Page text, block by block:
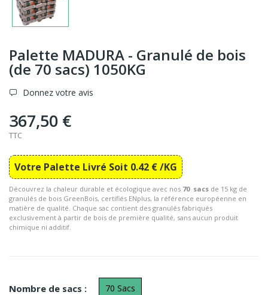
Palette MADURA - Granulé de bois
(de 70 sacs) 1050KG
Donnez votre avis
367,50 €
TTC
Votre Palette Livré Soit 0.42 € /KG
Découvrez la chaleur durable et écologique avec nos 70 sacs de 15 kg de
granulés de bois GreenBois, certifiés ENplus, la référence européenne en
matière de qualité. Chaque sac contient des granulés fabriqués
exclusivement à partir de bois de première qualité, sans aucun produit
chimique ni additif.
Nombre de sacs : 70 Sacs